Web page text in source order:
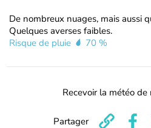
De nombreux nuages, mais aussi
Quelques averses faibles.
Risque de pluie
70 %
Recevoir la météo de
Partager